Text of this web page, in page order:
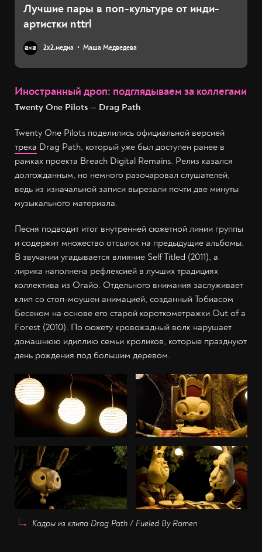
Лучшие пары в поп-культуре от инди-
артистки nttrl
2х2.медиа Маша Медведева
Иностранный дроп: подглядываем за коллегами
Twenty One Pilots — Drag Path
Twenty One Pilots поделились официальной версией
трека Drag Path, который уже был доступен ранее в
рамках проекта Breach Digital Remains. Релиз казался
долгожданным, но немного разочаровал слушателей,
ведь из изначальной записи вырезали почти две минуты
музыкального материала.
Песня подводит итог внутренней сюжетной линии группы
и содержит множество отсылок на предыдущие альбомы.
В звучании угадывается влияние Self Titled (2011), а
лирика наполнена рефлексией в лучших традициях
коллектива из Огайо. Отдельного внимания заслуживает
клип со стоп-моушен анимацией, созданный Тобиасом
Бесеном на основе его старой короткометражки Out of a
Forest (2010). По сюжету кровожадный волк нарушает
домашнюю идиллию семьи кроликов, которые празднуют
день рождения под большим деревом.
Кадры из клипа Drag Path / Fueled By Ramen